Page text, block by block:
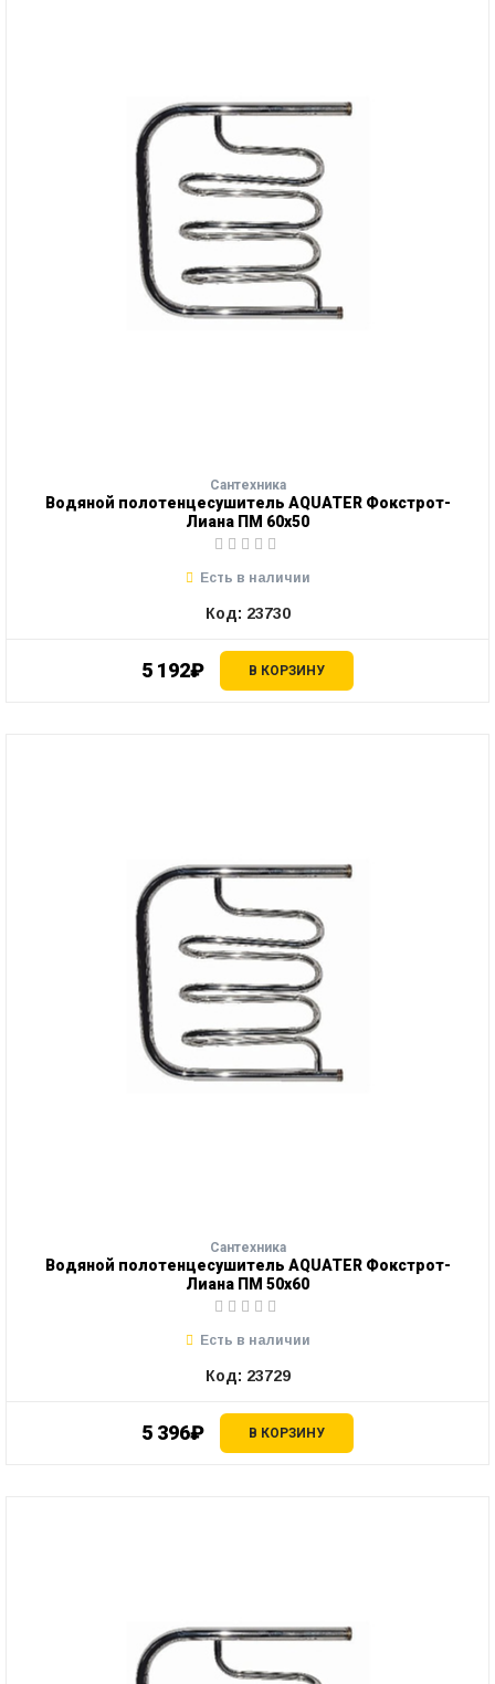
Сантехника
Водяной полотенцесушитель AQUATER Фокстрот-
Лиана ПМ 60х50
5 192₽ В КОРЗИНУ
Есть в наличии
Код: 23730
Сантехника
Водяной полотенцесушитель AQUATER Фокстрот-
Лиана ПМ 50х60
5 396₽ В КОРЗИНУ
Есть в наличии
Код: 23729